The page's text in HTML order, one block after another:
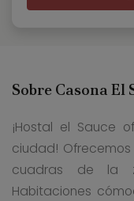
Sobre Casona El
¡Hostal el Sauce
ciudad!
cuadras de la
Habitaciones